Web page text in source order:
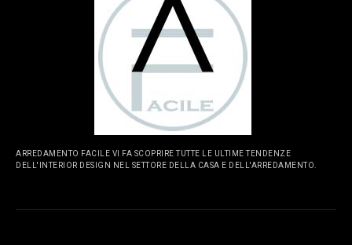
ARREDAMENTO FACILE VI FA SCOPRIRE TUTTE LE ULTIME TENDENZE
DELL'INTERIOR DESIGN NEL SETTORE DELLA CASA E DELL'ARREDAMENTO.